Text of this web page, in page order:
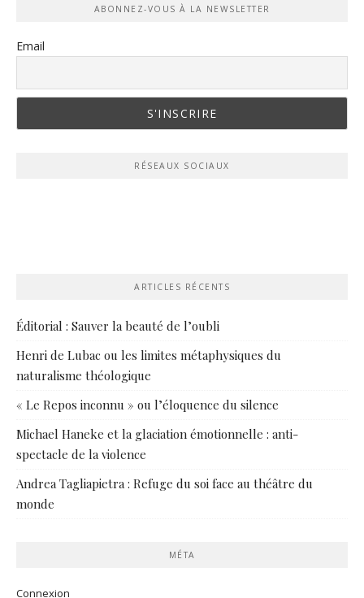
ABONNEZ-VOUS À LA NEWSLETTER
Email
RÉSEAUX SOCIAUX
ARTICLES RÉCENTS
Éditorial : Sauver la beauté de l’oubli
Henri de Lubac ou les limites métaphysiques du
naturalisme théologique
« Le Repos inconnu » ou l’éloquence du silence
Michael Haneke et la glaciation émotionnelle : anti-
spectacle de la violence
Andrea Tagliapietra : Refuge du soi face au théâtre du
monde
MÉTA
Connexion